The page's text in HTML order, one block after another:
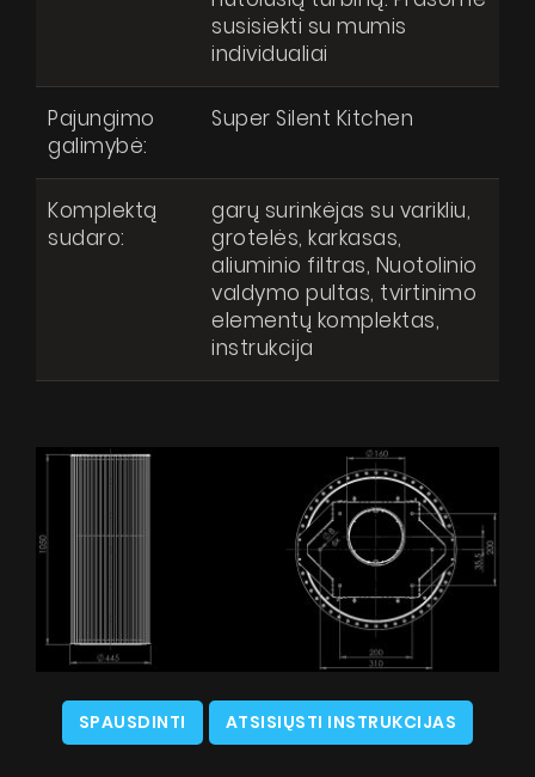
susisiekti su mumis
individualiai
Pajungimo
galimybė:
Super Silent Kitchen
Komplektą
sudaro:
garų surinkėjas su varikliu,
grotelės, karkasas,
aliuminio filtras, Nuotolinio
valdymo pultas, tvirtinimo
elementų komplektas,
instrukcija
SPAUSDINTI ATSISIŲSTI INSTRUKCIJAS